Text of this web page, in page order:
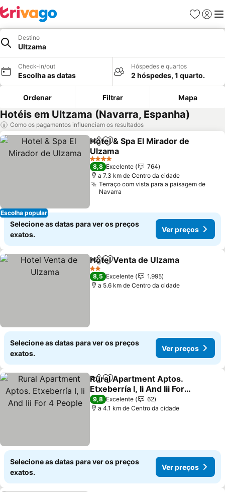
Favoritos
Iniciar
Destino
Ultzama
Check-in/out
Escolha as datas
Hóspedes e quartos
2 hóspedes, 1 quarto.
Ordenar Filtrar Mapa
Hotéis em Ultzama (Navarra, Espanha)
Como os pagamentos influenciam os resultados
Escolha popular
PartilharAdicionar aos favoritos
Hotel & Spa El Mirador de
Ulzama
Ver preços
4 Estrelas
8,8 Excelente
764
a 7.3 km de Centro da cidade
Terraço com vista para a paisagem de
Navarra
Selecione as datas para ver os preços
exatos.
Ver preços
PartilharAdicionar aos favoritos
Hotel Venta de Ulzama
2 Estrelas
8,5 Excelente
1.995
a 5.6 km de Centro da cidade
Selecione as datas para ver os preços
exatos.
Ver preços
PartilharAdicionar aos favoritos
Rural Apartment Aptos.
Etxeberría I, Ii And Iii For 4
People
Ver preços
9,8 Excelente
62
a 4.1 km de Centro da cidade
Selecione as datas para ver os preços
exatos.
Ver preços